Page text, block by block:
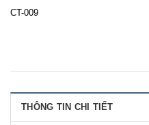
CT-009
THÔNG TIN CHI TIẾT